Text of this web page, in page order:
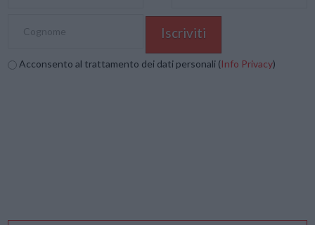
Acconsento al trattamento dei dati personali (Info Privacy)